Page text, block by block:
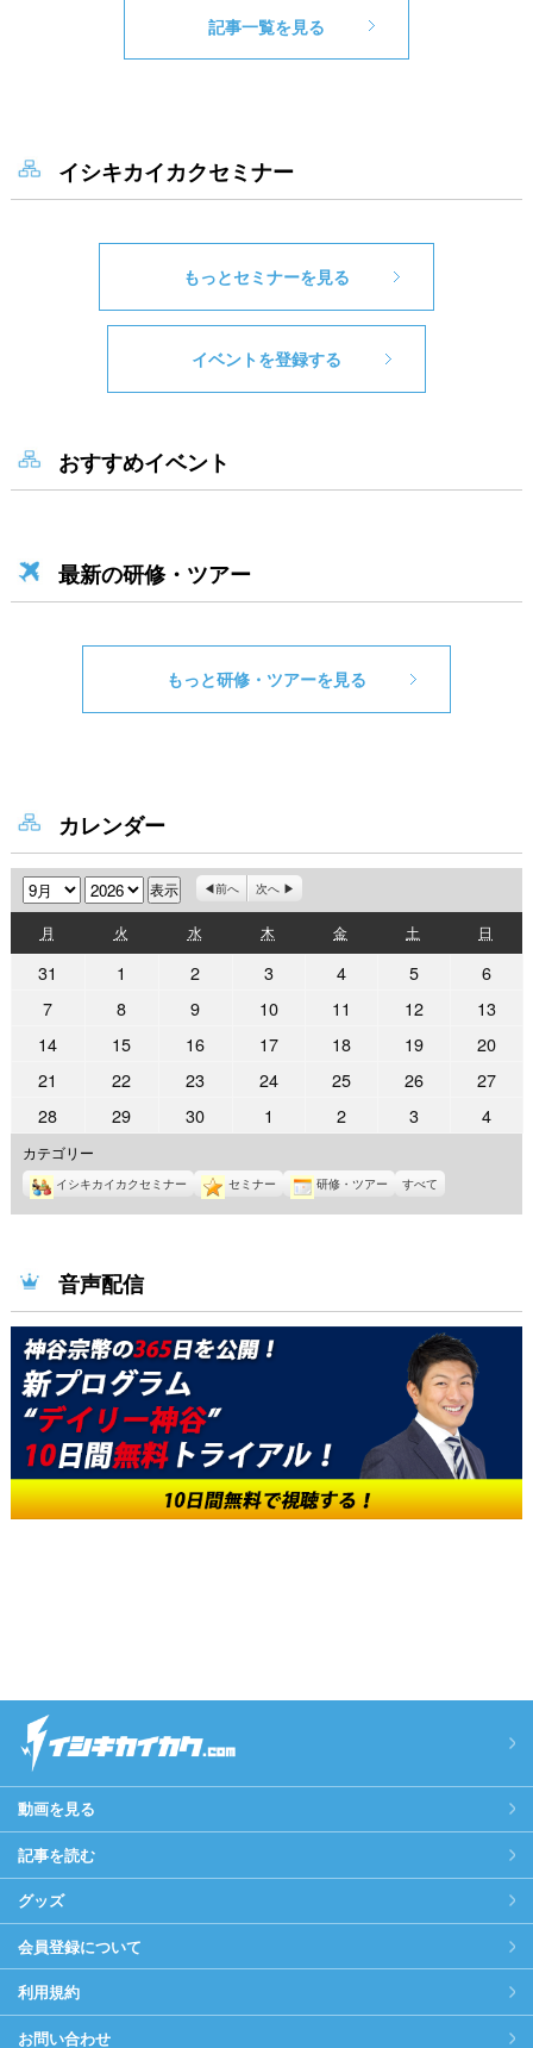
記事一覧を見る
イシキカイカクセミナー
もっとセミナーを見る
イベントを登録する
おすすめイベント
最新の研修・ツアー
もっと研修・ツアーを見る
カレンダー
月 年 前へ 次へ
月
曜
日
火
曜
水水
曜
木
曜
金金
曜
土
曜
日
曜
31
月
1
月
1
22026
月
2
32026
9
月
3
42026
9
月
4
52026
9
月
5
62026
9
月
6
72026
9
月
7
日
82026
9
月
8
日
92026
9
月
9
日
102026
月
日
11
9
月
日
122026
9
月
日
132026
9
月
日
142026
月
14
日
152026
9
月
日
162026
月
日
172026
日
182026
9
日
192026
9
日
202026
21
9
月
21
222026
9
22
232026
9
23
日
242026
9
24
日
252026
9
25
262026
9
26
272026
9
282026
年
9
月
28
292026
年
9
月
29
302026
年
9
月
30
1
年
10
月
1
22026
年
10
月
2
32026
年
10
月
3
42026
年
4
カテゴリー
イシキカイカクセミナー セミナー 研修・ツアー すべて
音声配信
動画を見る
記事を読む
グッズ
会員登録について
利用規約
お問い合わせ